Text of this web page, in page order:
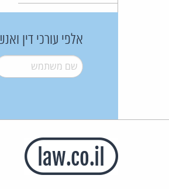
אלפי עורכי דין
שם משתמש*